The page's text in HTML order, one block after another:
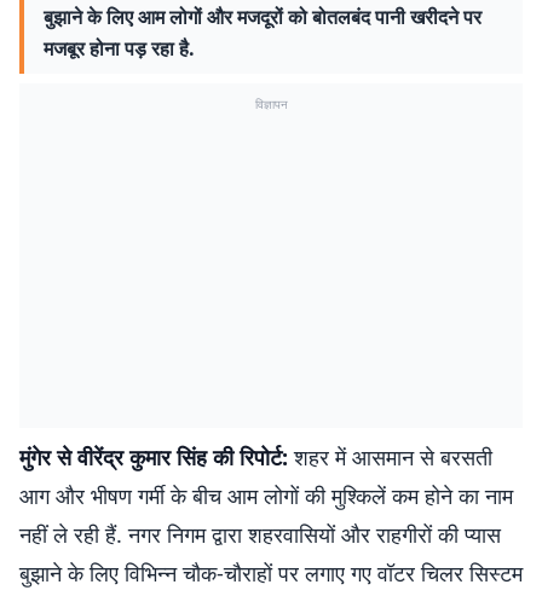
बुझाने के लिए आम लोगों और मजदूरों को बोतलबंद पानी खरीदने पर
मजबूर होना पड़ रहा है.
विज्ञापन
मुंगेर से वीरेंद्र कुमार सिंह की रिपोर्ट: शहर में आसमान से बरसती
आग और भीषण गर्मी के बीच आम लोगों की मुश्किलें कम होने का नाम
नहीं ले रही हैं. नगर निगम द्वारा शहरवासियों और राहगीरों की प्यास
बुझाने के लिए विभिन्न चौक-चौराहों पर लगाए गए वॉटर चिलर सिस्टम